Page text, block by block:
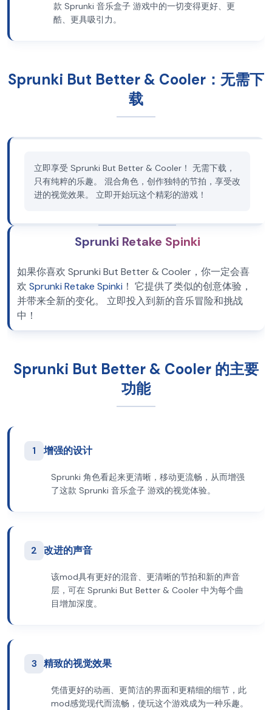
款 Sprunki 音乐盒子 游戏中的一切变得更好、更
酷、更具吸引力。
Sprunki But Better & Cooler：无需下
载
立即享受 Sprunki But Better & Cooler！ 无需下载，
只有纯粹的乐趣。 混合角色，创作独特的节拍，享受改
进的视觉效果。 立即开始玩这个精彩的游戏！
Sprunki Retake Spinki
如果你喜欢 Sprunki But Better & Cooler，你一定会喜
欢 Sprunki Retake Spinki ！ 它提供了类似的创意体验，
并带来全新的变化。 立即投入到新的音乐冒险和挑战
中！
Sprunki But Better & Cooler 的主要
功能
1 增强的设计
Sprunki 角色看起来更清晰，移动更流畅，从而增强
了这款 Sprunki 音乐盒子 游戏的视觉体验。
2 改进的声音
该mod具有更好的混音、更清晰的节拍和新的声音
层，可在 Sprunki But Better & Cooler 中为每个曲
目增加深度。
3 精致的视觉效果
凭借更好的动画、更简洁的界面和更精细的细节，此
mod感觉现代而流畅，使玩这个游戏成为一种乐趣。